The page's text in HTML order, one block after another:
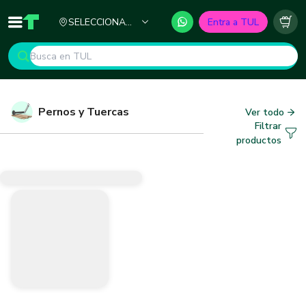
Inicio TUL - Tu Marketplace de Construcción
SELECCIONA
Entra a TUL
Pernos y Tuercas
Ver todo
Filtrar
productos